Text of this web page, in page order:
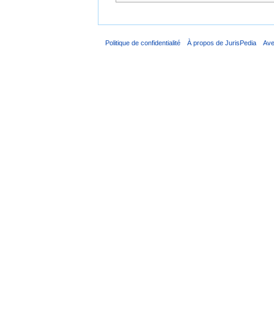
Politique de confidentialité À propos de JurisPedia